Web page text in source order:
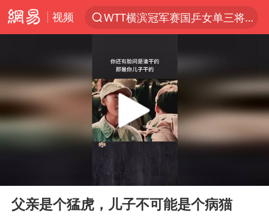
视频
WTT横滨冠军赛国乒女单三将晋级四强
新疆优化调整景区内自驾服务费
梁家辉：到内地拍戏不是北上是回归
茅台部分直营店飞天茅台提价
Play
父亲是个猛虎，儿子不可能是个病猫